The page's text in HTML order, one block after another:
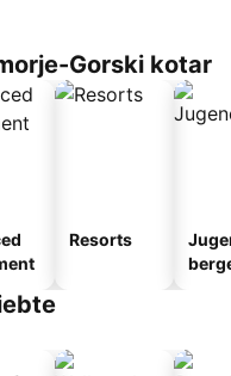
Gorski kotar
Resorts